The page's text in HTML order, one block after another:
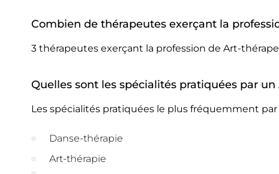
Combien de thérapeutes exerçant la
3 thérapeutes exerçant la profession de Art-
Quelles sont les spécialités pratiquées par
Les spécialités pratiquées le plus fréquemment
Danse-thérapie
Art-thérapie